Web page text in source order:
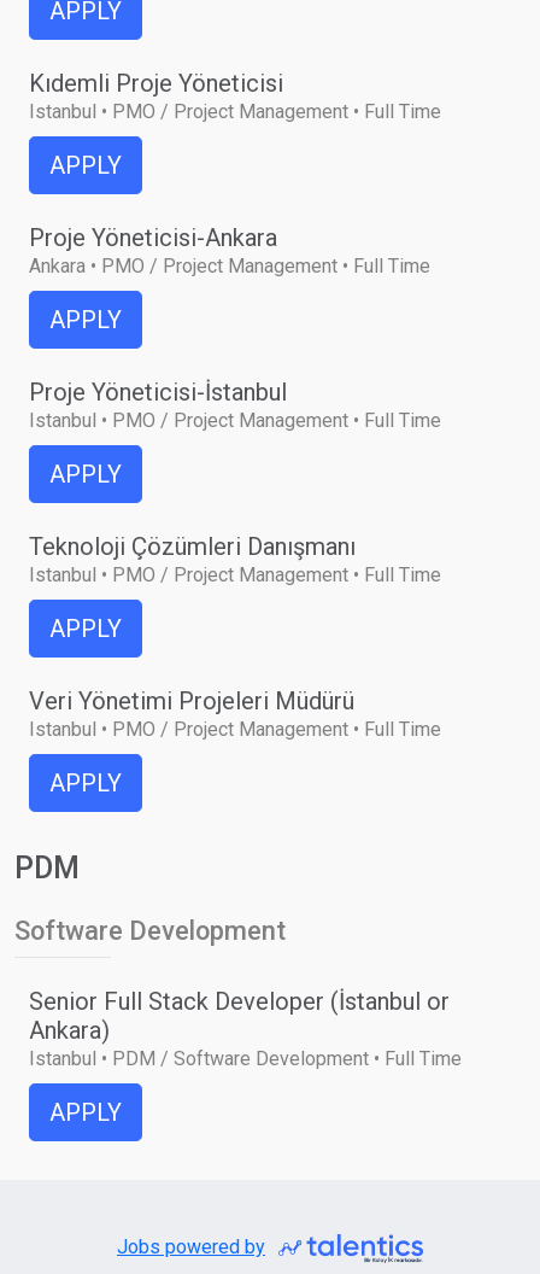
APPLY
Kıdemli Proje Yöneticisi
Istanbul • PMO / Project Management • Full Time
APPLY
Proje Yöneticisi-Ankara
Ankara • PMO / Project Management • Full Time
APPLY
Proje Yöneticisi-İstanbul
Istanbul • PMO / Project Management • Full Time
APPLY
Teknoloji Çözümleri Danışmanı
Istanbul • PMO / Project Management • Full Time
APPLY
Veri Yönetimi Projeleri Müdürü
Istanbul • PMO / Project Management • Full Time
APPLY
PDM
Software Development
Senior Full Stack Developer (İstanbul or
Ankara)
Istanbul • PDM / Software Development • Full Time
APPLY
Jobs powered by